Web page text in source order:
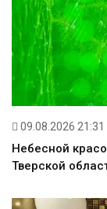
09.08.2026 21:31
Небесной
Тверской